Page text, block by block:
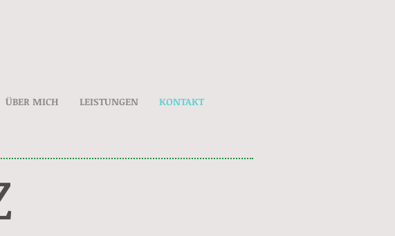
ÜBER MICH LEISTUNGEN KONTAKT